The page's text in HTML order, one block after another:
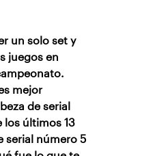
un solo set y
juegos en
mejor
de serial
los últimos 13
serial número 5